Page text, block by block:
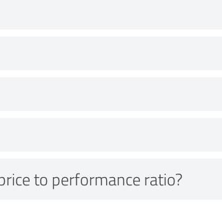
to performance ratio?